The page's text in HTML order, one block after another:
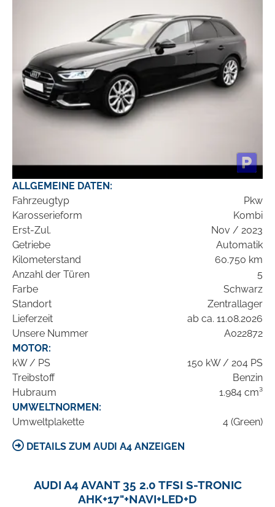
ALLGEMEINE DATEN:
Fahrzeugtyp
Pkw
Karosserieform
Kombi
Erst-Zul.
Nov / 2023
Getriebe
Automatik
Kilometerstand
60.750 km
Anzahl der Türen
5
Farbe
Schwarz
Standort
Zentrallager
Lieferzeit
ab ca. 11.08.2026
Unsere Nummer
A022872
MOTOR:
kW / PS
150 kW / 204 PS
Treibstoff
Benzin
Hubraum
1.984 cm³
UMWELTNORMEN:
Umweltplakette
4 (Green)
DETAILS ZUM AUDI A4 ANZEIGEN
AUDI A4 AVANT 35 2.0 TFSI S-TRONIC
AHK+17"+NAVI+LED+D